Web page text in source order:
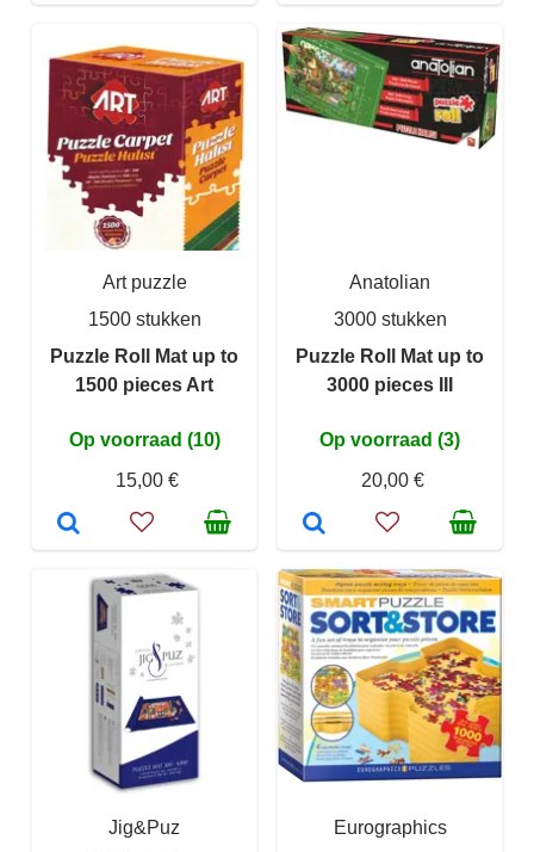
Art puzzle
1500 stukken
Puzzle Roll Mat up to
1500 pieces Art
Op voorraad (10)
15,00 €
Anatolian
3000 stukken
Puzzle Roll Mat up to
3000 pieces III
Op voorraad (3)
20,00 €
Jig&Puz
Eurographics